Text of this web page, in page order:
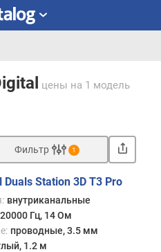
цены на 1 модель
Фильтр 1
Duals Station 3D T3 Pro
внутриканальные
Гц, 14 Ом
проводные, 3.5 мм
1.2 м